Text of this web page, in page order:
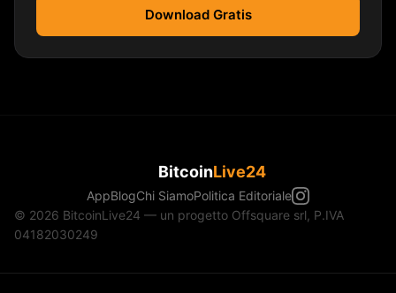
Download Gratis
BitcoinLive24
AppBlogChi SiamoPolitica Editoriale
© 2026 BitcoinLive24 — un progetto Offsquare srl, P.IVA
04182030249